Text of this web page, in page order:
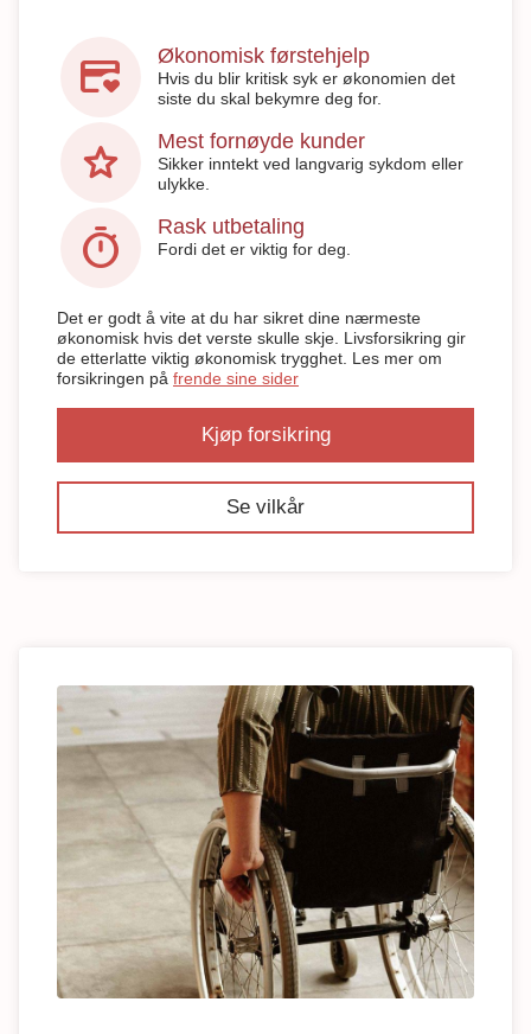
credit_card_heart Økonomisk førstehjelp
Hvis du blir kritisk syk er økonomien det
siste du skal bekymre deg for.
star Mest fornøyde kunder
Sikker inntekt ved langvarig sykdom eller
ulykke.
timer Rask utbetaling
Fordi det er viktig for deg.
Det er godt å vite at du har sikret dine nærmeste
økonomisk hvis det verste skulle skje. Livsforsikring gir
de etterlatte viktig økonomisk trygghet. Les mer om
forsikringen på frende sine sider
Kjøp forsikring
Se vilkår